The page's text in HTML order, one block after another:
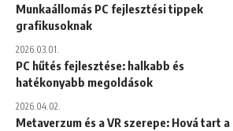
Munkaállomás PC fejlesztési tippek
grafikusoknak
2026.03.01.
PC hűtés fejlesztése: halkabb és
hatékonyabb megoldások
2026.04.02.
Metaverzum és a VR szerepe: Hová tart a